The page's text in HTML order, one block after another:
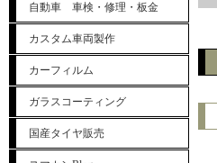
自動車 車検・修理・板金
カスタム車両製作
カーフィルム
ガラスコーティング
国産タイヤ販売